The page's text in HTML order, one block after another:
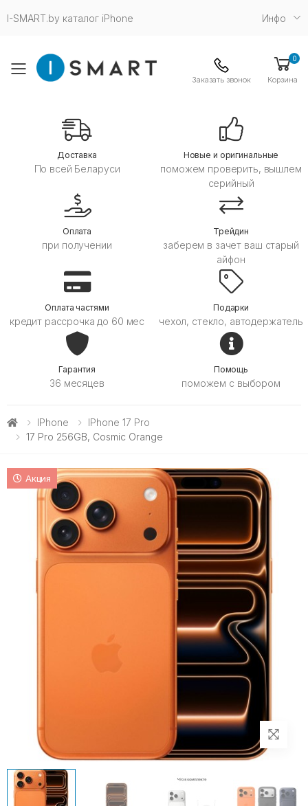
I-SMART.by каталог iPhone Инфо
Toggle mobile menuЗаказать звонок
0
Корзина
Дoставка
По всей Беларуси
Новые и оригинальные
поможем проверить, вышлем
серийный
Оплата
при получении
Трейдин
заберем в зачет ваш старый
айфон
Оплата частями
кредит рассрочка до 60 мес
Подарки
чехол, стекло, автодержатель
Гарантия
36 месяцев
Помощь
поможем с выбором
IPhone
IPhone 17 Pro
17 Pro 256GB, Cosmic Orange
Акция